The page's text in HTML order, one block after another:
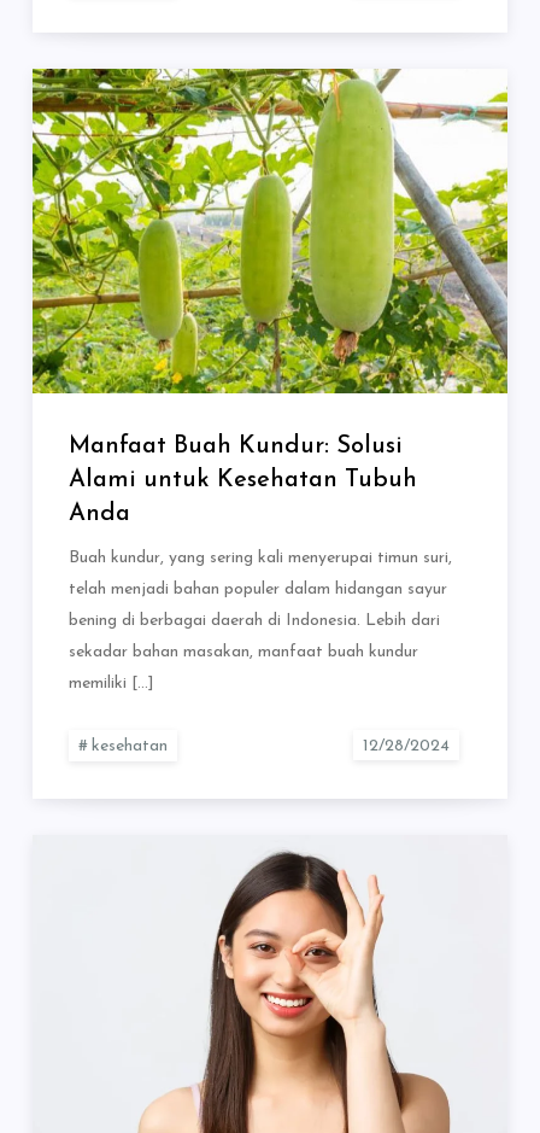
Manfaat Buah Kundur: Solusi
Alami untuk Kesehatan Tubuh
Anda
Buah kundur, yang sering kali menyerupai timun suri,
telah menjadi bahan populer dalam hidangan sayur
bening di berbagai daerah di Indonesia. Lebih dari
sekadar bahan masakan, manfaat buah kundur
memiliki […]
kesehatan